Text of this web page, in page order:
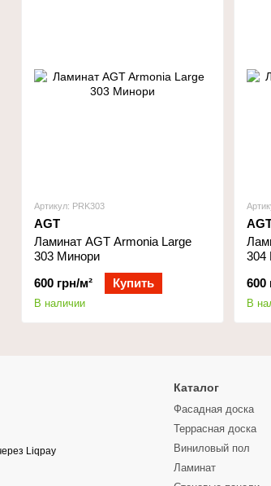
Артикул: PRK303
AGT
Ламинат AGT Armonia Large
303 Минори
600 грн/м²
Купить
В наличии
304
600
В
Каталог
Фасадная доска
Террасная доска
Виниловый пол
Ламинат